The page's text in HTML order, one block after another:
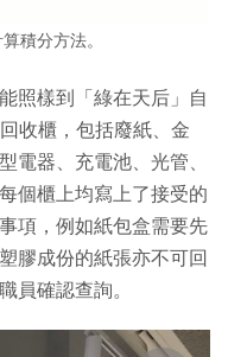
積分方法。
照樣到「綠在天后」自
收櫃，包括廢紙、金
電器、充電池、光管、
個櫃上均寫上了接受的
項，例如紙包盒需要先
膠成份的紙張亦不可回
員確認查詢。